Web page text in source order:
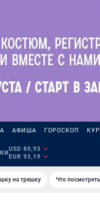
АФИША ГОРОСКОП
USD 80,93
EUR 93,19
на трешку Что